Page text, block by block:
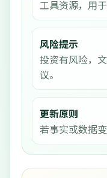
工具资源，用
风险提示
投资有风险，
议。
更新原则
若事实或数据